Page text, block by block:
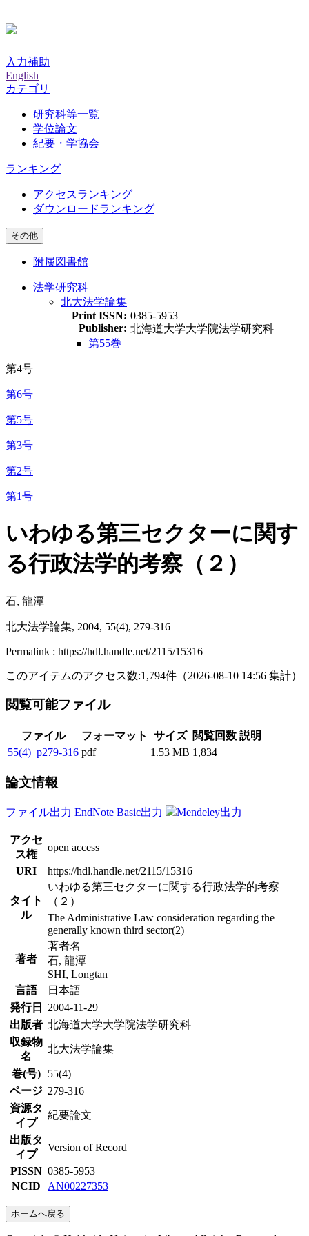
入力補助
English
カテゴリ
研究科等一覧
学位論文
紀要・学協会
ランキング
アクセスランキング
ダウンロードランキング
その他
附属図書館
法学研究科
北大法学論集
Print ISSN: 0385-5953
Publisher: 北海道大学大学院法学研究科
第55巻
第4号
第6号
第5号
第3号
第2号
第1号
いわゆる第三セクターに関す
る行政法学的考察（２）
石, 龍潭
北大法学論集, 2004, 55(4), 279-316
Permalink : https://hdl.handle.net/2115/15316
このアイテムのアクセス数:1,794件 （2026-08-10 14:56 集計）
閲覧可能ファイル
ファイル フォーマット サイズ 閲覧回数 説明
55(4)_p279-316 pdf 1.53 MB 1,834
論文情報
ファイル出力 EndNote Basic出力 Mendeley出力
アクセ
ス権
open access
URI
https://hdl.handle.net/2115/15316
タイト
ル
いわゆる第三セクターに関する行政法学的考察
（２）
The Administrative Law consideration regarding the
generally known third sector(2)
著者
著者名
石, 龍潭
SHI, Longtan
言語
日本語
発行日
2004-11-29
出版者 北海道大学大学院法学研究科
収録物
名
北大法学論集
巻(号)
55(4)
ページ 279-316
資源タ
イプ
紀要論文
出版タ
イプ
Version of Record
PISSN 0385-5953
NCID
AN00227353
ホームへ戻る